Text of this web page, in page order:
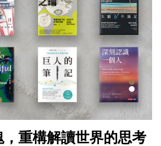
重構解讀世界的思考